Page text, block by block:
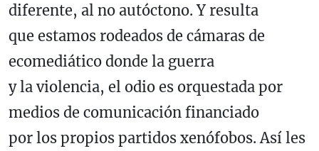
diferente, al no autóctono. Y resulta
que estamos rodeados de cámaras de
ecomediático donde la guerra
y la violencia, el odio es orquestada por
medios de comunicación financiado
por los propios partidos xenófobos. Así les